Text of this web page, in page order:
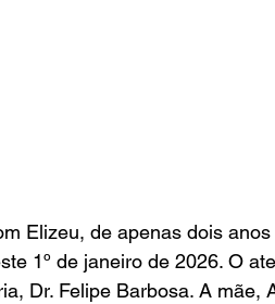
Elizeu, de apenas dois
1º de janeiro de 2026. O
Dr. Felipe Barbosa. A mãe,